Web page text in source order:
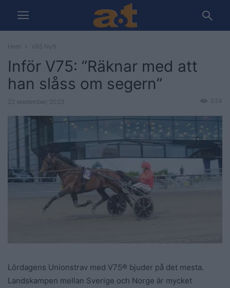
Hem V85 Nytt
Inför V75: ”Räknar med att
han slåss om segern”
22 september, 2023 334
Lördagens Unionstrav med V75® bjuder på det mesta.
Landskampen mellan Sverige och Norge är mycket